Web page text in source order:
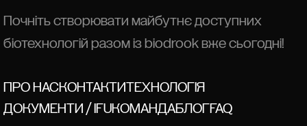
Почніть створювати майбутнє доступних
біотехнологій разом із biodrook вже сьогодні!
ПРО НАСКОНТАКТИТЕХНОЛОГІЯ
ДОКУМЕНТИ / IFUКОМАНДАБЛОГFAQ